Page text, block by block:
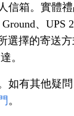
信箱。實體
、UPS
選擇的寄送
。
如有其他疑問
。